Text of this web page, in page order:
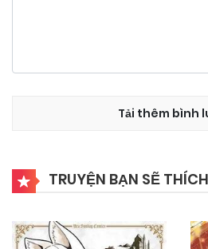
03/11/2024
Chapter 5
Chapter 4 03/11/2024
Tải thêm bình
TRUYỆN BẠN SẼ